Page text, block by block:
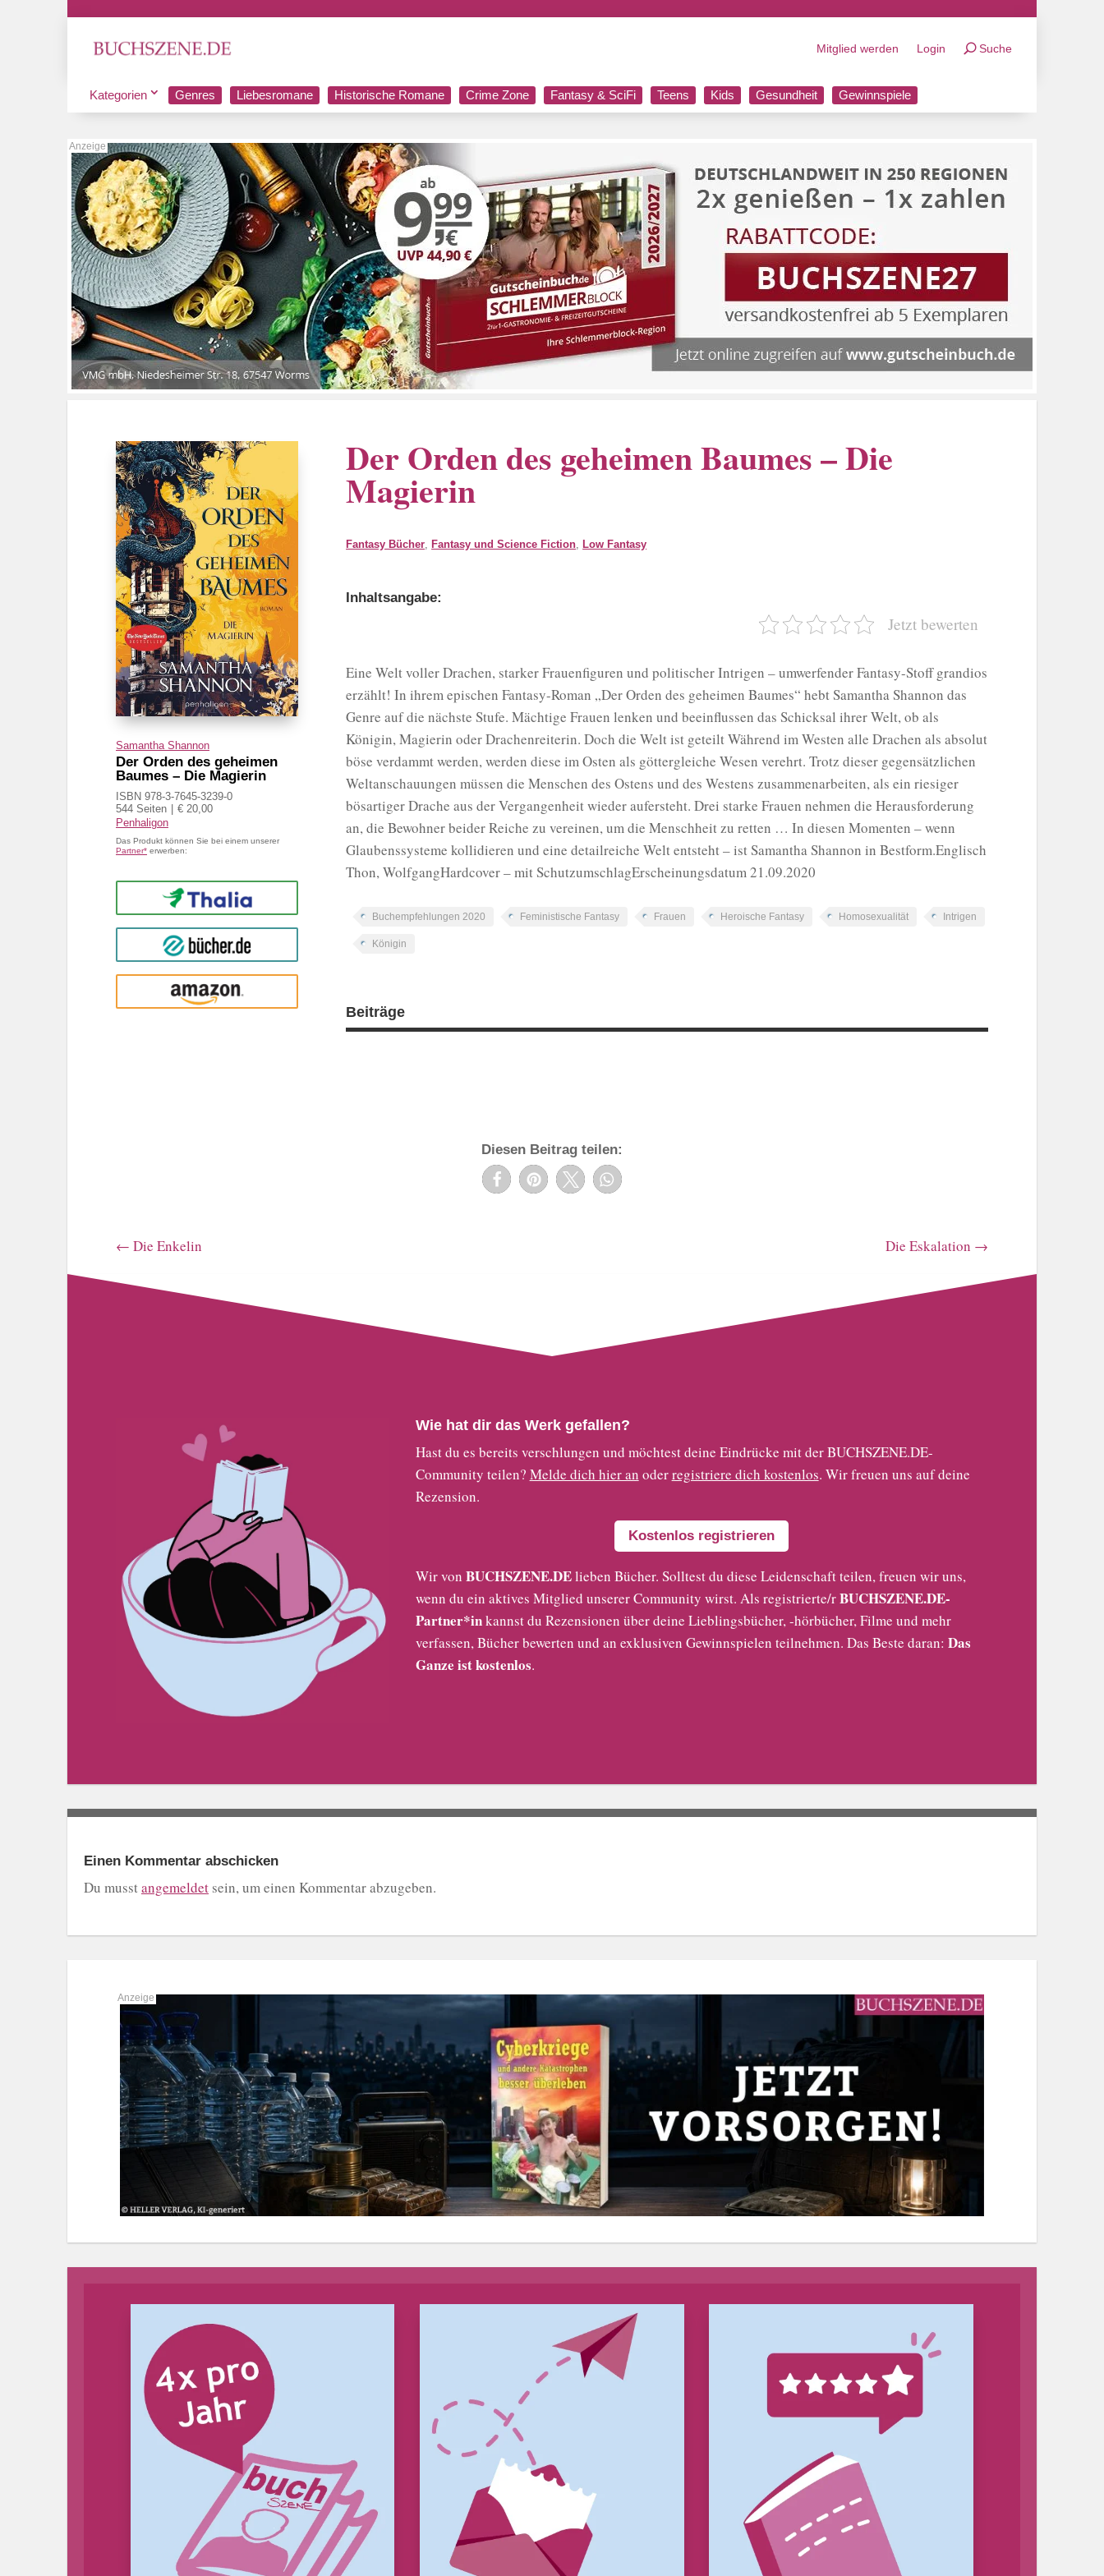
Mitglied werden Login Suche
Kategorien Genres Liebesromane Historische Romane Crime Zone Fantasy & SciFi Teens Kids Gesundheit Gewinnspiele
Samantha Shannon
Der Orden des geheimen
Baumes – Die Magierin
ISBN 978-3-7645-3239-0
544 Seiten
€ 20,00
Penhaligon
Das Produkt können Sie bei einem unserer
Partner* erwerben:
Thalia
buecher.de
Amazon
Der Orden des geheimen Baumes – Die
Magierin
Fantasy Bücher, Fantasy und Science Fiction, Low Fantasy
Inhaltsangabe:
Jetzt bewerten
Eine Welt voller Drachen, starker Frauenfiguren und politischer Intrigen – umwerfender Fantasy-Stoff grandios
erzählt! In ihrem epischen Fantasy-Roman „Der Orden des geheimen Baumes“ hebt Samantha Shannon das
Genre auf die nächste Stufe. Mächtige Frauen lenken und beeinflussen das Schicksal ihrer Welt, ob als
Königin, Magierin oder Drachenreiterin. Doch die Welt ist geteilt Während im Westen alle Drachen als absolut
böse verdammt werden, werden diese im Osten als göttergleiche Wesen verehrt. Trotz dieser gegensätzlichen
Weltanschauungen müssen die Menschen des Ostens und des Westens zusammenarbeiten, als ein riesiger
bösartiger Drache aus der Vergangenheit wieder aufersteht. Drei starke Frauen nehmen die Herausforderung
an, die Bewohner beider Reiche zu vereinen, um die Menschheit zu retten … In diesen Momenten – wenn
Glaubenssysteme kollidieren und eine detailreiche Welt entsteht – ist Samantha Shannon in Bestform.Englisch
Thon, WolfgangHardcover – mit SchutzumschlagErscheinungsdatum 21.09.2020
Buchempfehlungen 2020 Feministische Fantasy Frauen Heroische Fantasy Homosexualität Intrigen
Königin
Beiträge
Diesen Beitrag teilen:
← Die Enkelin Die Eskalation →
Wie hat dir das Werk gefallen?
Hast du es bereits verschlungen und möchtest deine Eindrücke mit der BUCHSZENE.DE-
Community teilen? Melde dich hier an oderregistriere dich kostenlos. Wir freuen uns auf deine
Rezension.
Kostenlos registrieren
Wir von BUCHSZENE.DElieben Bücher. Solltest du diese Leidenschaft teilen, freuen wir uns,
wenn du ein aktives Mitglied unserer Community wirst. Als registrierte/rBUCHSZENE.DE-
Partner*inkannst du Rezensionen über deine Lieblingsbücher, -hörbücher, Filme und mehr
verfassen, Bücher bewerten und an exklusiven Gewinnspielen teilnehmen. Das Beste daran: Das
Ganze ist kostenlos.
Einen Kommentar abschicken
Du musstangemeldet sein, um einen Kommentar abzugeben.